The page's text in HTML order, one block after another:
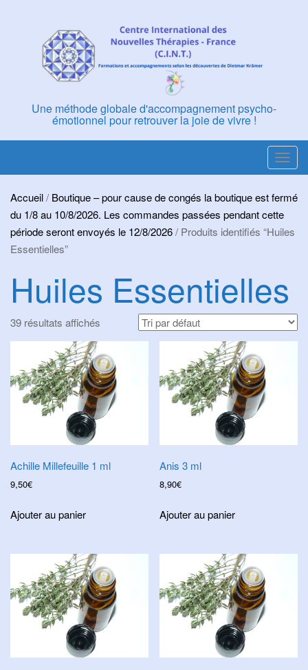
Une méthode globale d'accompagnement psycho-
émotionnel pour retrouver la joie de vivre !
T
o
g
g
l
a
v
i
g
Accueil/ Boutique – pour cause de congés la boutique est fermé
du 1/8 au 10/8/2026. Les commandes passées pendant cette
période seront envoyés le 12/8/2026/ Produits identifiés “Huiles
Essentielles”
Huiles Essentielles
39 résultats affichés
Achille Millefeuille 1 ml
9,50€
Ajouter au panier
Anis 3 ml
8,90€
Ajouter au panier